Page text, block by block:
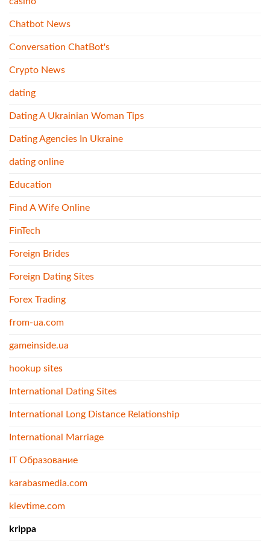
Chatbot News
Conversation ChatBot's
Crypto News
dating
Dating A Ukrainian Woman Tips
Dating Agencies In Ukraine
dating online
Education
Find A Wife Online
FinTech
Foreign Brides
Foreign Dating Sites
Forex Trading
from-ua.com
gameinside.ua
hookup sites
International Dating Sites
International Long Distance Relationship
International Marriage
IT Образование
karabasmedia.com
kievtime.com
krippa